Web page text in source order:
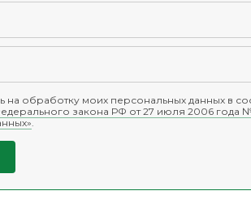
на обработку моих персональных данных в
закона РФ от 27 июля 2006 года
.